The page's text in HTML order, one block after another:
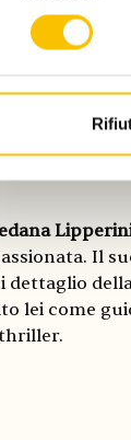
Il
dettaglio
lei come